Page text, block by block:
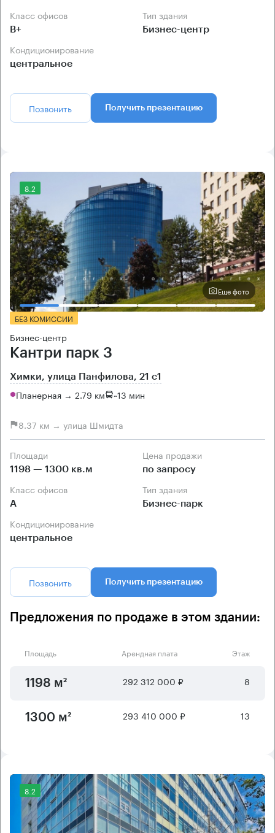
Класс офисов
B+
Тип здания
Бизнес-центр
Кондиционирование
центральное
Позвонить Получить презентацию
8.2
Еще фото
БЕЗ КОМИССИИ
Бизнес-центр
Кантри парк 3
Химки, улица Панфилова, 21 с1
Планерная → 2.79 км ~13 мин
8.37 км → улица Шмидта
Площади
1198 — 1300 кв.м
Цена продажи
по запросу
Класс офисов
А
Тип здания
Бизнес-парк
Кондиционирование
центральное
Позвонить Получить презентацию
Предложения по продаже в этом здании:
Площадь Арендная плата Этаж
1198 м² 292 312 000 ₽ 8
1300 м² 293 410 000 ₽ 13
8.2